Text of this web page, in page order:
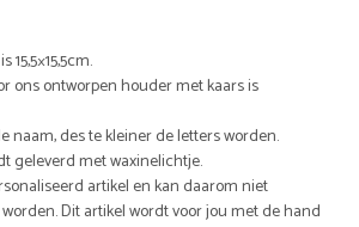
15,5×15,5cm.
ons ontworpen houder met kaars is
naam, des te kleiner de letters worden.
geleverd met waxinelichtje.
artikel en kan daarom niet
Dit artikel wordt voor jou met de hand